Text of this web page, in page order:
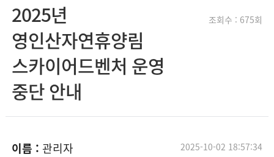
2025년
영인산자연휴양림
스카이어드벤처 운영
중단 안내
조회수 : 675회
이름 : 관리자 2025-10-02 18:57:34